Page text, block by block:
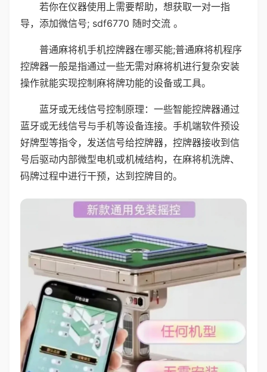
若你在仪器使用上需要帮助，想获取一对一指
导，添加微信号; sdf6770 随时交流 。
普通麻将机手机控牌器在哪买能;普通麻将机程序
控牌器一般是指通过一些无需对麻将机进行复杂安装
操作就能实现控制麻将牌功能的设备或工具。
蓝牙或无线信号控制原理：一些智能控牌器通过
蓝牙或无线信号与手机等设备连接。手机端软件预设
好牌型等指令，发送信号给控牌器，控牌器接收到信
号后驱动内部微型电机或机械结构，在麻将机洗牌、
码牌过程中进行干预，达到控牌目的。